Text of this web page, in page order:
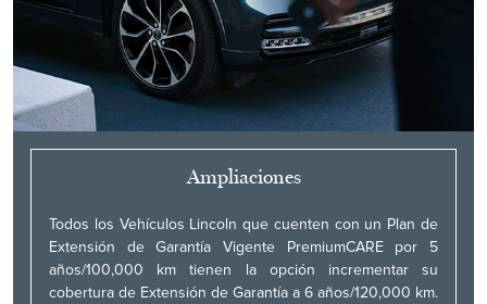
Ampliaciones
Todos los Vehículos Lincoln que cuenten con un Plan de
Extensión de Garantía Vigente PremiumCARE por 5
años/100,000 km tienen la opción incrementar su
cobertura de Extensión de Garantía a 6 años/120,000 km.